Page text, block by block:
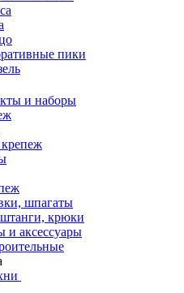
пики
и наборы
шпагаты
крюки
и аксессуары